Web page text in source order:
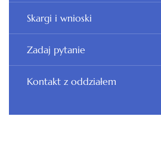
Skargi i wnioski
Zadaj pytanie
Kontakt z oddziałem